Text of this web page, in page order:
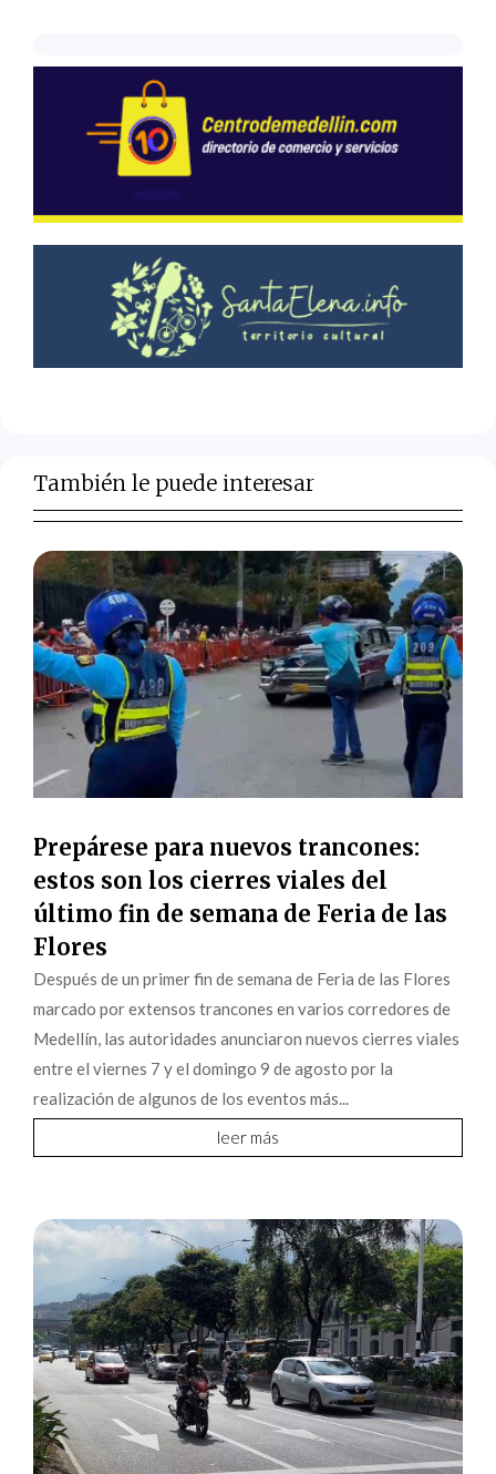
También le puede interesar
Prepárese para nuevos trancones:
estos son los cierres viales del
último fin de semana de Feria de las
Flores
Después de un primer fin de semana de Feria de las Flores
marcado por extensos trancones en varios corredores de
Medellín, las autoridades anunciaron nuevos cierres viales
entre el viernes 7 y el domingo 9 de agosto por la
realización de algunos de los eventos más...
leer más